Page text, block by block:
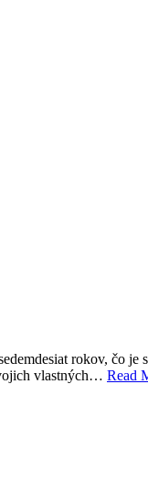
rokov, čo je s
vlastných… Read